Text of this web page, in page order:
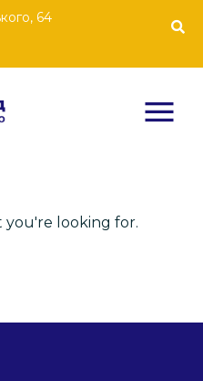
64
you're looking for.